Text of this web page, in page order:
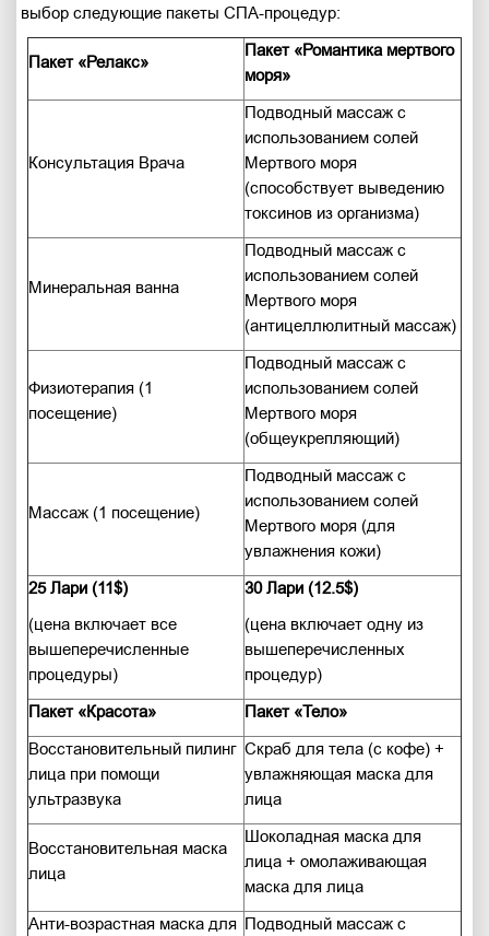
выбор следующие пакеты СПА-процедур:
Пакет «Релакс»
Пакет «Романтика мертвого
моря»
Консультация Врача
Подводный массаж с
использованием солей
Мертвого моря
(способствует выведению
токсинов из организма)
Минеральная ванна
Подводный массаж с
использованием солей
Мертвого моря
(антицеллюлитный массаж)
Физиотерапия (1
посещение)
Подводный массаж с
использованием солей
Мертвого моря
(общеукрепляющий)
Массаж (1 посещение)
Подводный массаж с
использованием солей
Мертвого моря (для
увлажнения кожи)
25 Лари (11$)
(цена включает все
вышеперечисленные
процедуры)
30 Лари (12.5$)
(цена включает одну из
вышеперечисленных
процедур)
Пакет «Красота»
Пакет «Тело»
Восстановительный пилинг
лица при помощи
ультразвука
Скраб для тела (с кофе) +
увлажняющая маска для
лица
Восстановительная маска
лица
Шоколадная маска для
лица + омолаживающая
маска для лица
Анти-возрастная маска для Подводный массаж с